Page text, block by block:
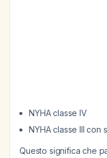
NYHA classe IV
NYHA classe III con
Questo significa che